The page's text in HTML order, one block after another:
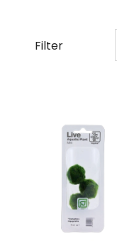
Filter